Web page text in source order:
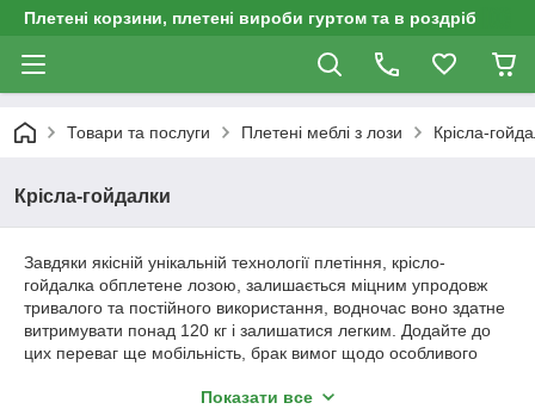
Плетені корзини, плетені вироби гуртом та в роздріб
Товари та послуги Плетені меблі з лози Крісла-
Крісла-гойдалки
Завдяки якісній унікальній технології плетіння, крісло-
гойдалка обплетене лозою, залишається міцним упродовж
тривалого та постійного використання, водночас воно здатне
витримувати понад 120 кг і залишатися легким. Додайте до
цих переваг ще мобільність, брак вимог щодо особливого
Єдиний чинник, який може негативно позначитися на стані
Показати все